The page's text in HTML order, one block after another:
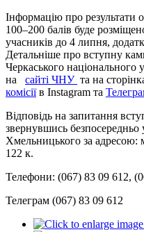
Інформацію про
100–200 балів буде
учасників до 4 липня,
Детальніше про вступну
Черкаського національного
на сайті ЧНУ та на
комісіїв Іnstagram та
Відповідь на запитання
звернувшись
Хмельницького за адресою:
122 к.
Телефони: (067) 83 09 612,
Телеграм (067) 83 09 612